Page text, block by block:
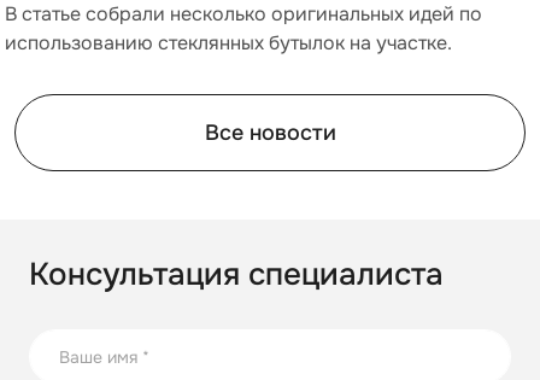
В статье собрали несколько оригинальных идей по
использованию стеклянных бутылок на участке.
Все новости
Консультация специалиста